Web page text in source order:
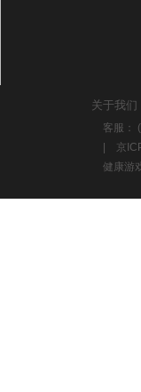
关于我们
客服：
京
健康游